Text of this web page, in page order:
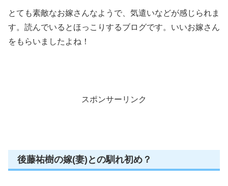
とても素敵なお嫁さんなようで、気遣いなどが感じられま
す。読んでいるとほっこりするブログです。いいお嫁さん
をもらいましたよね！
スポンサーリンク
後藤祐樹の嫁(妻)との馴れ初め？